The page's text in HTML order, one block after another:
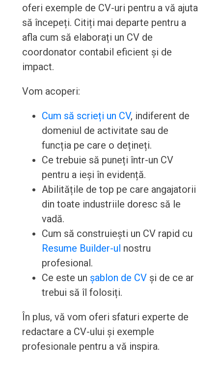
oferi exemple de CV-uri pentru a vă ajuta
să începeți. Citiți mai departe pentru a
afla cum să elaborați un CV de
coordonator contabil eficient și de
impact.
Vom acoperi:
Cum să scrieți un CV, indiferent de
domeniul de activitate sau de
funcția pe care o dețineți.
Ce trebuie să puneți într-un CV
pentru a ieși în evidență.
Abilitățile de top pe care angajatorii
din toate industriile doresc să le
vadă.
Cum să construiești un CV rapid cu
Resume Builder-ul nostru
profesional.
Ce este un șablon de CVși de ce ar
trebui să îl folosiți.
În plus, vă vom oferi sfaturi experte de
redactare a CV-ului și exemple
profesionale pentru a vă inspira.